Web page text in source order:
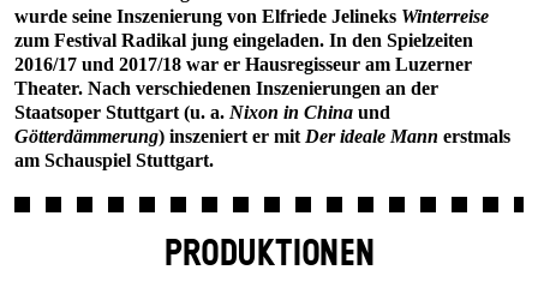
wurde seine Inszenierung von Elfriede Jelineks Winterreise
zum Festival Radikal jung eingeladen. In den Spielzeiten
2016/17 und 2017/18 war er Hausregisseur am Luzerner
Theater. Nach verschiedenen Inszenie­rungen an der
Staatsoper Stuttgart (u. a. Nixon in China und
Götterdämmerung) inszeniert er mit Der ideale Mann erstmals
am Schauspiel Stuttgart.
PRODUKTIONEN